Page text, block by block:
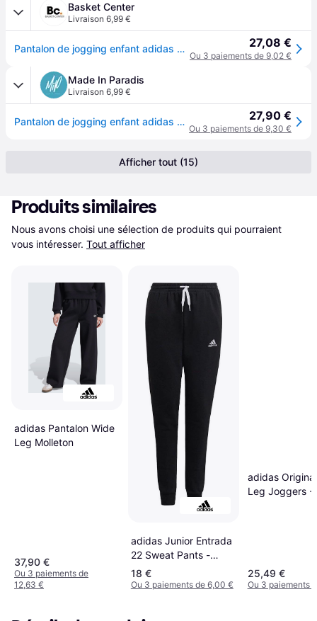
Basket Center
Livraison 6,99 €
Pantalon de jogging enfant adidas Essentials - Noir 27,08 €
Ou 3 paiements de 9,02 €
Made In Paradis
Livraison 6,99 €
Pantalon de jogging enfant adidas Essentials - Noir 27,90 €
Ou 3 paiements de 9,30 €
Afficher tout (15)
Produits similaires
Nous avons choisi une sélection de produits qui pourraient
vous intéresser. Tout afficher
adidas Pantalon Wide
Leg Molleton
37,90 €
Ou 3 paiements de
12,63 €
adidas Junior Entrada
22 Sweat Pants -
Black
18 €
Ou 3 paiements de 6,00 €
adidas
Leg Joggers -
25,49 €
Ou 3 paiements